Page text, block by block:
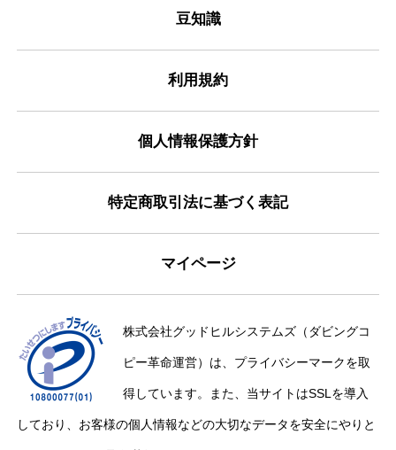
豆知識
利用規約
個人情報保護方針
特定商取引法に基づく表記
マイページ
株式会社グッドヒルシステムズ（ダビングコ
ピー革命運営）は、プライバシーマークを取
得しています。また、当サイトはSSLを導入
しており、お客様の個人情報などの大切なデータを安全にやりと